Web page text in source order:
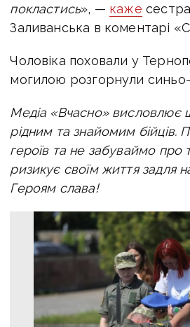
покластись», — каже
Заливанська в коментарі
Чоловіка поховали у
могилою розгорнули
Медіа «Вчасно» висловлює
рідним та знайомим бійців.
героїв та не забуваймо про
ризикує своїм життя задля
Героям слава!